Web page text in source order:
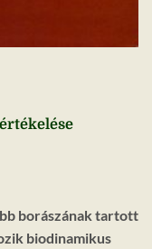
borászának tartott
biodinamikus